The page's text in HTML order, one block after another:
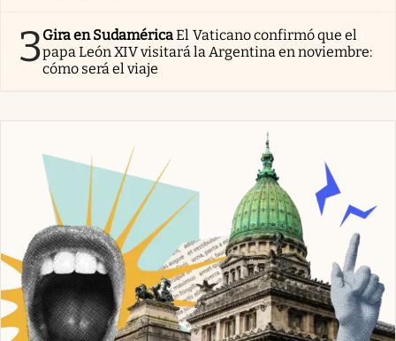
3Gira en SudaméricaEl Vaticano confirmó que el
papa León XIV visitará la Argentina en noviembre:
cómo será el viaje